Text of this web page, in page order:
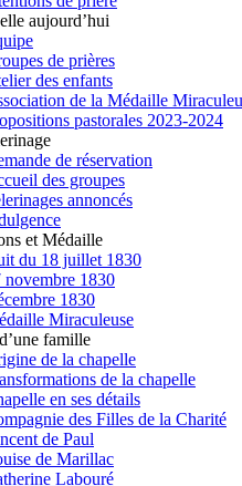
aujourd’hui
de prières
des enfants
de la Médaille
pastorales 2023-2024
de réservation
des groupes
annoncés
et Médaille
du 18 juillet 1830
novembre 1830
1830
Miraculeuse
famille
de la chapelle
de la chapelle
en ses détails
des Filles de la Charité
de Paul
de Marillac
Labouré